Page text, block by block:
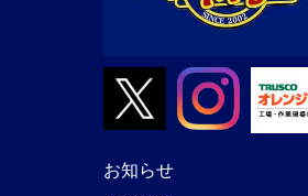
お知らせ